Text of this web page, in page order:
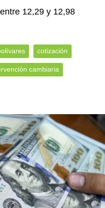
12,29 y 12,98
cotización
cambiaria